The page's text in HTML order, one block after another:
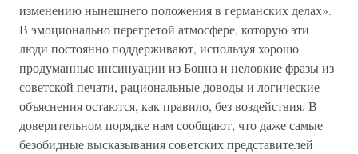
изменению нынешнего положения в германских делах».
В эмоционально перегретой атмосфере, которую эти
люди постоянно поддерживают, используя хорошо
продуманные инсинуации из Бонна и неловкие фразы из
советской печати, рациональные доводы и логические
объяснения остаются, как правило, без воздействия. В
доверительном порядке нам сообщают, что даже самые
безобидные высказывания советских представителей